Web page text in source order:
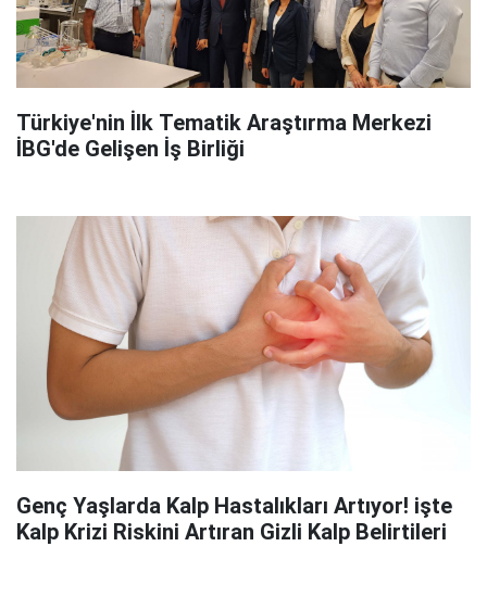
Türkiye'nin İlk Tematik Araştırma Merkezi
İBG'de Gelişen İş Birliği
Genç Yaşlarda Kalp Hastalıkları Artıyor! işte
Kalp Krizi Riskini Artıran Gizli Kalp Belirtileri